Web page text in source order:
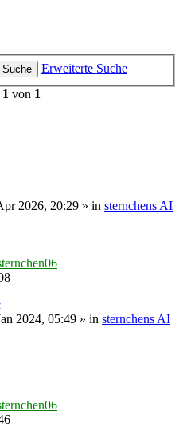
Suche
Erweiterte Suche
1 von 1
2026, 20:29 » in sternchens AI
2024, 05:49 » in sternchens AI